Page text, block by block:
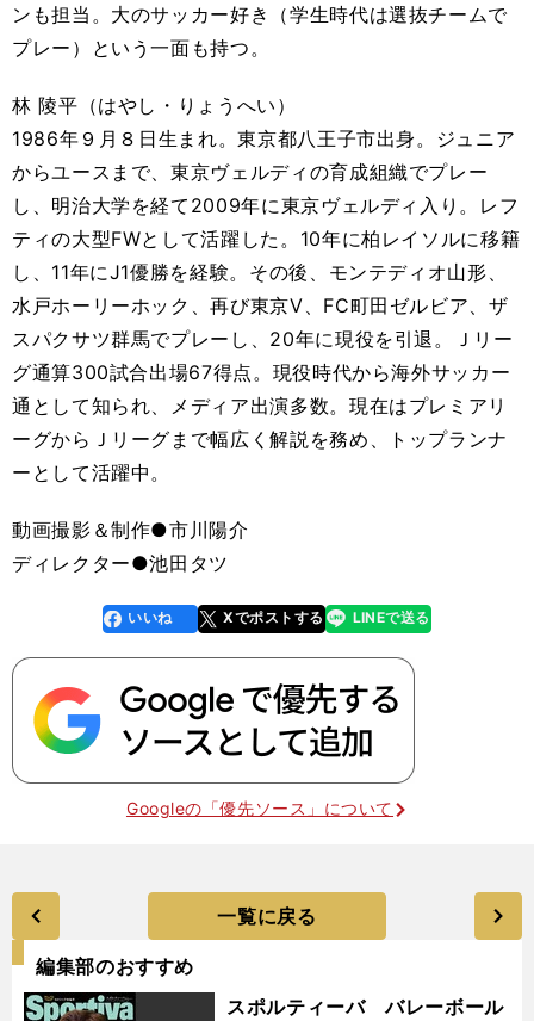
ンも担当。大のサッカー好き（学生時代は選抜チームで
プレー）という一面も持つ。
林 陵平（はやし・りょうへい）
1986年９月８日生まれ。東京都八王子市出身。ジュニア
からユースまで、東京ヴェルディの育成組織でプレー
し、明治大学を経て2009年に東京ヴェルディ入り。レフ
ティの大型FWとして活躍した。10年に柏レイソルに移籍
し、11年にJ1優勝を経験。その後、モンテディオ山形、
水戸ホーリーホック、再び東京Ⅴ、FC町田ゼルビア、ザ
スパクサツ群馬でプレーし、20年に現役を引退。Ｊリー
グ通算300試合出場67得点。現役時代から海外サッカー
通として知られ、メディア出演多数。現在はプレミアリ
ーグからＪリーグまで幅広く解説を務め、トップランナ
ーとして活躍中。
動画撮影＆制作●市川陽介
ディレクター●池田タツ
faceboo
k
いいね Xでポストする
line LINEで送る
Googleの「優先ソース」について
一覧に戻る
編集部のおすすめ
スポルティーバ バレーボール